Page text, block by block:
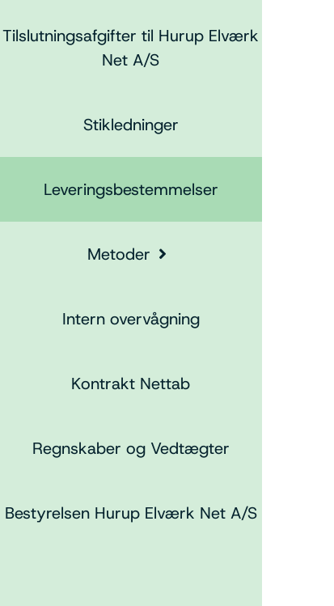
Tilslutningsafgifter til Hurup Elværk
Net A/S
Stikledninger
Leveringsbestemmelser
Metoder
Intern overvågning
Kontrakt Nettab
Regnskaber og Vedtægter
Bestyrelsen Hurup Elværk Net A/S